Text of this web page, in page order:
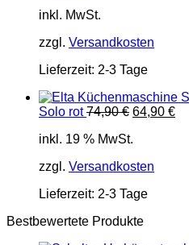
inkl. MwSt.
zzgl. Versandkosten
Lieferzeit: 2-3 Tage
Solo rot 74,90€
war:
64,90 €
inkl. 19 % MwSt.
zzgl. Versandkosten
Lieferzeit: 2-3 Tage
Bestbewertete Produkte